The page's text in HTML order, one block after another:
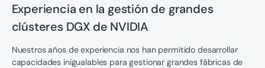
Experiencia en la gestión de grandes
clústeres DGX de NVIDIA
Nuestros años de experiencia nos han permitido desarrollar
capacidades inigualables para gestionar grandes fábricas de